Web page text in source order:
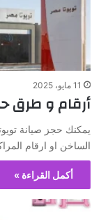
11 مايو، 2025
أرقام و طرق
يمكنك حجز صيانة
الساخن او ارقام
أكمل القراءة »